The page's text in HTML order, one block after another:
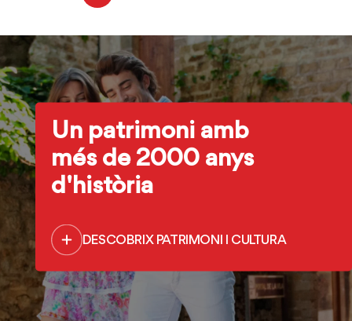
Un patrimoni amb
més de 2000 anys
d'història
DESCOBRIX PATRIMONI I CULTURA